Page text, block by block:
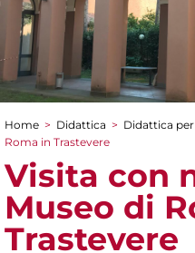
Tu sei qui
Home > Didattica > Didattica
Roma in Trastevere
Visita con
Museo di
Trastevere